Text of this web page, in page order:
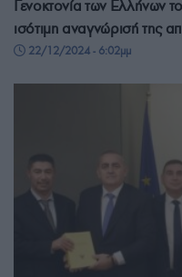
Γενοκτονία των Ελλήνων
ισότιμη αναγνώρισή της
22/12/2024 - 6:02μμ